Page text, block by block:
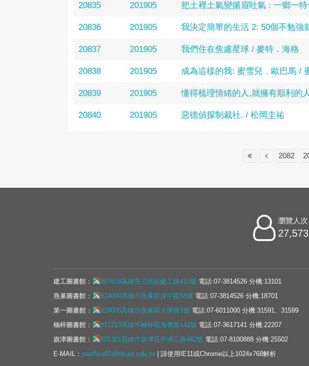
20835 201905 把土裡土氣變揚眉吐氣 : 一鄉一
20836 201905 我決定簡單的生活 2: 50個不勉強
20837 201905 我們住在焦慮星球 / 麥特．海格
20838 201905 成為這樣的我: 蜜雪兒．歐巴馬 /
20839 201905 懂得梳理情緒的人,就擁有順利的
20840 201905 惡德偵探制裁社. / 松岡圭祐
2082
瀏覽人次
建工圖書館： 807618高雄市三民區建工路415號 電話:07-3814526 分機:13101
燕巢圖書館：
824004高雄市燕巢區深中路58號 電話:07-3814526 分機:18701
第一圖書館：
824005高雄市燕巢區大學路1號 電話:07-6011000 分機:31591、31599
楠梓圖書館：
811213高雄市楠梓區海專路142號 電話:07-3617141 分機:22207
旗津圖書館：
805301高雄市旗津區中洲三路482號 電話:07-8100888 分機:25502
E-MAIL： oaoffice01@nkust.edu.tw| 請使用IE11或Chrome以上1024x768解析